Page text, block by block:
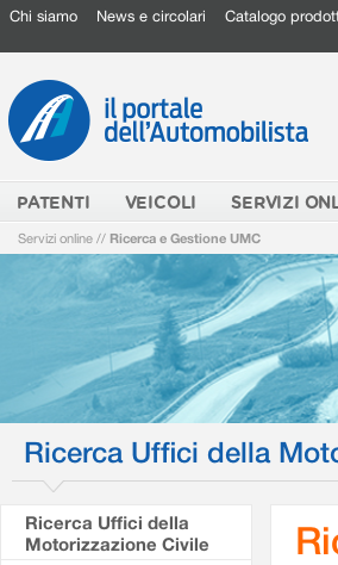
Chi siamo News e circolari Catalogo
PATENTI VEICOLI SERVIZI
Servizi online // Ricerca e Gestione UMC
Ricerca Uffici della
Ricerca Uffici della
Motorizzazione Civile